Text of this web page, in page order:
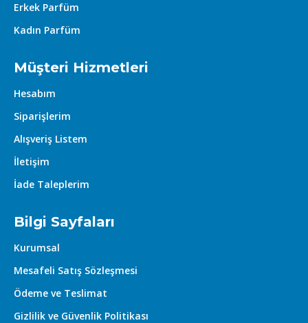
Erkek Parfüm
Kadın Parfüm
Müşteri Hizmetleri
Hesabım
Siparişlerim
Alışveriş Listem
İletişim
İade Taleplerim
Bilgi Sayfaları
Kurumsal
Mesafeli Satış Sözleşmesi
Ödeme ve Teslimat
Gizlilik ve Güvenlik Politikası